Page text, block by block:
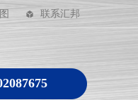
联系汇邦